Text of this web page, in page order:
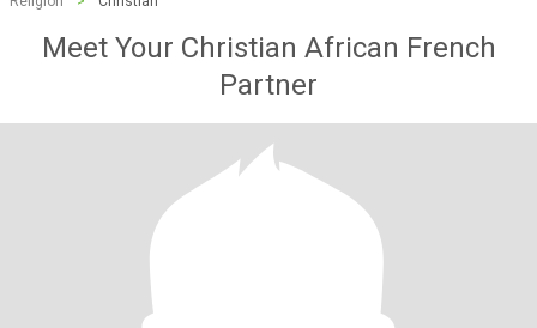
Meet Your Christian African French
Partner